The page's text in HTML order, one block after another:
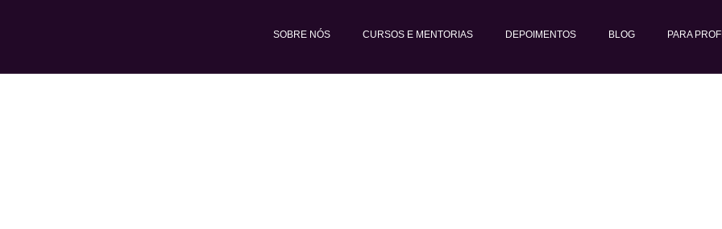
conteúdo
SOBRE NÓS CURSOS E MENTORIAS DEPOIMENTOS BLOG PARA